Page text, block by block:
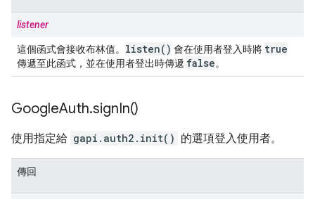
listener
這個函式會接收布林值。 listen( ) 會在使用者登入時將 true
傳遞至此函式，並在使用者登出時傳遞 false。
GoogleAuth.signIn()
使用指定給 gapi.auth2.init() 的選項登入使用者。
傳回